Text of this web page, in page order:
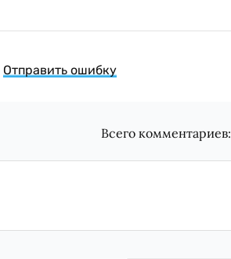
Отправить ошибку
Всего комментариев: